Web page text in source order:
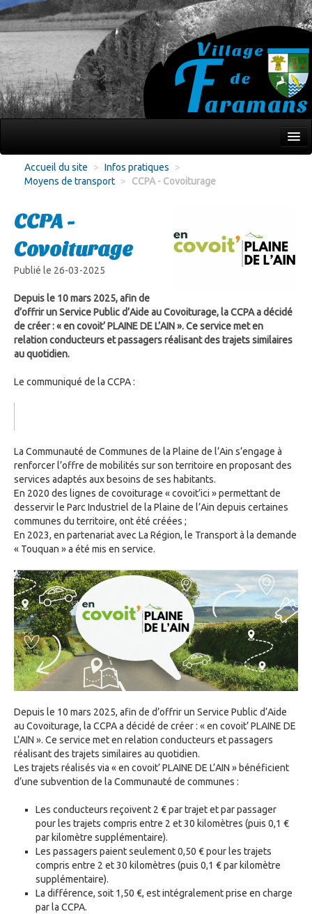
Écoles Jeunesse
Culture Loisirs
Associations
Environnement
Infos pratiques
Accueil du site > Infos pratiques
>
Moyens de transport > CCPA - Covoiturage
CCPA -
Covoiturage
Publié le 26-03-2025
Depuis le 10 mars 2025, afin de
d’offrir un Service Public d’Aide au Covoiturage, la CCPA a décidé
de créer : « en covoit’ PLAINE DE L’AIN ». Ce service met en
relation conducteurs et passagers réalisant des trajets similaires
au quotidien.
Le communiqué de la CCPA :
La Communauté de Communes de la Plaine de l’Ain s’engage à
renforcer l’offre de mobilités sur son territoire en proposant des
services adaptés aux besoins de ses habitants.
En 2020 des lignes de covoiturage « covoit’ici » permettant de
desservir le Parc Industriel de la Plaine de l’Ain depuis certaines
communes du territoire, ont été créées ;
En 2023, en partenariat avec La Région, le Transport à la demande
« Touquan » a été mis en service.
Depuis le 10 mars 2025, afin de d’offrir un Service Public d’Aide
au Covoiturage, la CCPA a décidé de créer : « en covoit’ PLAINE DE
L’AIN ». Ce service met en relation conducteurs et passagers
réalisant des trajets similaires au quotidien.
Les trajets réalisés via « en covoit’ PLAINE DE L’AIN » bénéficient
d’une subvention de la Communauté de communes :
Les conducteurs reçoivent 2 € par trajet et par passager
pour les trajets compris entre 2 et 30 kilomètres (puis 0,1 €
par kilomètre supplémentaire).
Les passagers paient seulement 0,50 € pour les trajets
compris entre 2 et 30 kilomètres (puis 0,1 € par kilomètre
supplémentaire).
La différence, soit 1,50 €, est intégralement prise en charge
par la CCPA.